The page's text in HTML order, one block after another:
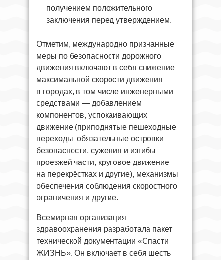
получением положительного
заключения перед утверждением.
Отметим, международно признанные
меры по безопасности дорожного
движения включают в себя снижение
максимальной скорости движения
в городах, в том числе инженерными
средствами — добавлением
компонентов, успокаивающих
движение (приподнятые пешеходные
переходы, обязательные островки
безопасности, сужения и изгибы
проезжей части, круговое движение
на перекрёстках и другие), механизмы
обеспечения соблюдения скоростного
ограничения и другие.
Всемирная организация
здравоохранения разработала пакет
технической документации «Спасти
ЖИЗНЬ». Он включает в себя шесть